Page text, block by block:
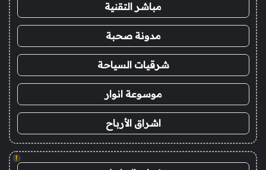
مباشر التقنية
مدونة صحبة
شرقيات السياحة
موسوعة انوار
اشراق الأرباح
!